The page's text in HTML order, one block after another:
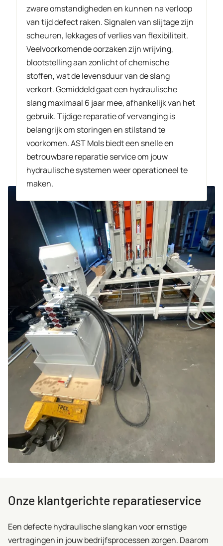
zware omstandigheden en kunnen na verloop
van tijd defect raken. Signalen van slijtage zijn
scheuren, lekkages of verlies van flexibiliteit.
Veelvoorkomende oorzaken zijn wrijving,
blootstelling aan zonlicht of chemische
stoffen, wat de levensduur van de slang
verkort. Gemiddeld gaat een hydraulische
slang maximaal 6 jaar mee, afhankelijk van het
gebruik. Tijdige reparatie of vervanging is
belangrijk om storingen en stilstand te
voorkomen. AST Mols biedt een snelle en
betrouwbare reparatie service om jouw
hydraulische systemen weer operationeel te
maken.
Onze klantgerichte reparatieservice
Een defecte hydraulische slang kan voor ernstige
vertragingen in jouw bedrijfsprocessen zorgen. Daarom